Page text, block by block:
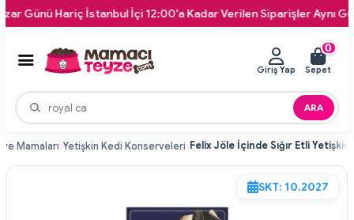
Hariç İstanbul İçi 12:00'a Kadar Verilen Siparişler Aynı Gün
ARA
Giriş Yap
0
Sepet
Mamaları Yetişkin Kedi Konserveleri
SKT: 10.2027